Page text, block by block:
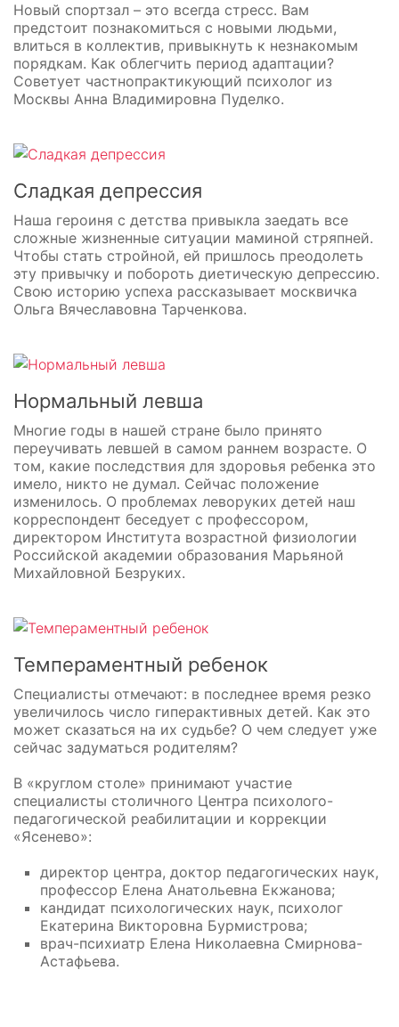
Новый спортзал – это всегда стресс. Вам
предстоит познакомиться с новыми людьми,
влиться в коллектив, привыкнуть к незнакомым
порядкам. Как облегчить период адаптации?
Советует частнопрактикующий психолог из
Москвы Анна Владимировна Пуделко.
Сладкая депрессия
Наша героиня с детства привыкла заедать все
сложные жизненные ситуации маминой стряпней.
Чтобы стать стройной, ей пришлось преодолеть
эту привычку и побороть диетическую депрессию.
Свою историю успеха рассказывает москвичка
Ольга Вячеславовна Тарченкова.
Нормальный левша
Многие годы в нашей стране было принято
переучивать левшей в самом раннем возрасте. О
том, какие последствия для здоровья ребенка это
имело, никто не думал. Сейчас положение
изменилось. О проблемах леворуких детей наш
корреспондент беседует с профессором,
директором Института возрастной физиологии
Российской академии образования Марьяной
Михайловной Безруких.
Темпераментный ребенок
Специалисты отмечают: в последнее время резко
увеличилось число гиперактивных детей. Как это
может сказаться на их судьбе? О чем следует уже
сейчас задуматься родителям?
В «круглом столе» принимают участие
специалисты столичного Центра психолого-
педагогической реабилитации и коррекции
«Ясенево»:
директор центра, доктор педагогических наук,
профессор Елена Анатольевна Екжанова;
кандидат психологических наук, психолог
Екатерина Викторовна Бурмистрова;
врач-психиатр Елена Николаевна Смирнова-
Астафьева.